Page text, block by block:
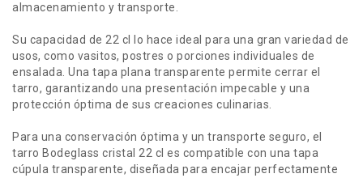
almacenamiento y transporte.
Su capacidad de 22 cl lo hace ideal para una gran variedad de
usos, como vasitos, postres o porciones individuales de
ensalada. Una tapa plana transparente permite cerrar el
tarro, garantizando una presentación impecable y una
protección óptima de sus creaciones culinarias.
Para una conservación óptima y un transporte seguro, el
tarro Bodeglass cristal 22 cl es compatible con una tapa
cúpula transparente, diseñada para encajar perfectamente